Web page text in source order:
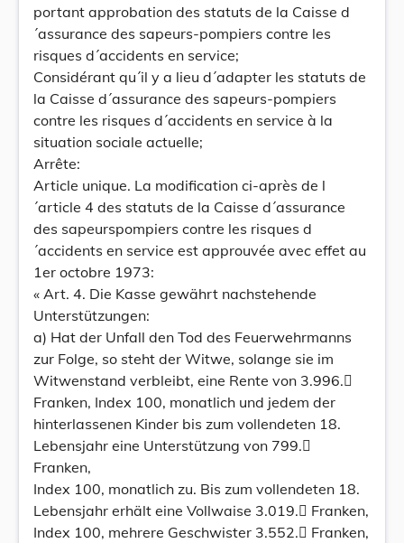
portant approbation des statuts de la Caisse d
´assurance des sapeurs-pompiers contre les
risques d´accidents en service;
Considérant qu´il y a lieu d´adapter les statuts de
la Caisse d´assurance des sapeurs-pompiers
contre les risques d´accidents en service à la
situation sociale actuelle;
Arrête:
Article unique. La modification ci-après de l
´article 4 des statuts de la Caisse d´assurance
des sapeurspompiers contre les risques d
´accidents en service est approuvée avec effet au
1er octobre 1973:
« Art. 4. Die Kasse gewährt nachstehende
Unterstützungen:
a) Hat der Unfall den Tod des Feuerwehrmanns
zur Folge, so steht der Witwe, solange sie im
Witwenstand verbleibt, eine Rente von 3.996.
Franken, Index 100, monatlich und jedem der
hinterlassenen Kinder bis zum vollendeten 18.
Lebensjahr eine Unterstützung von 799.
Franken,
Index 100, monatlich zu. Bis zum vollendeten 18.
Lebensjahr erhält eine Vollwaise 3.019. Franken,
Index 100, mehrere Geschwister 3.552. Franken,